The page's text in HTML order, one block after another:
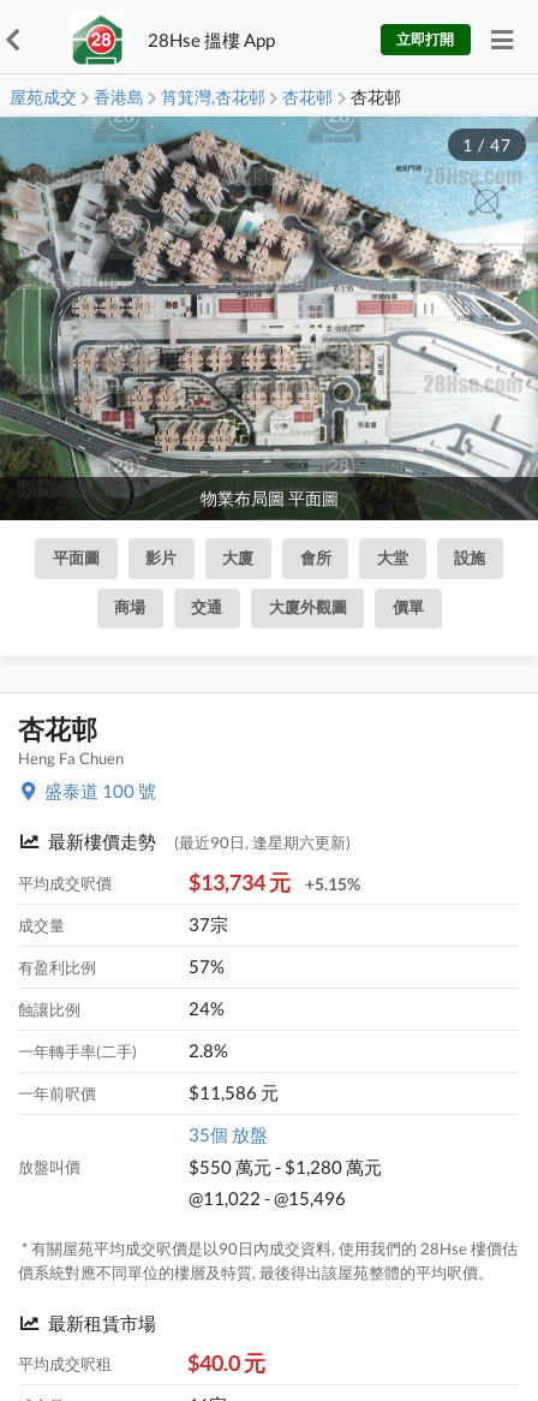
28Hse 搵樓 App 立即打開
屋苑成交 香港島 筲箕灣,杏花邨 杏花邨 杏花邨
物業布局圖 平面圖
1 / 47
平面圖 影片 大廈 會所 大堂 設施
商場 交通 大廈外觀圖 價單
杏花邨
Heng Fa Chuen
盛泰道 100 號
最新樓價走勢 (最近90日, 逢星期六更新)
平均成交呎價 $13,734 元 +5.15%
成交量 37宗
有盈利比例 57%
蝕讓比例 24%
一年轉手率(二手) 2.8%
一年前呎價 $11,586 元
放盤叫價
35個 放盤
$550 萬元 - $1,280 萬元
@11,022 - @15,496
* 有關屋苑平均成交呎價是以90日內成交資料, 使用我們的 28Hse 樓價估
價系統對應不同單位的樓層及特質, 最後得出該屋苑整體的平均呎價。
最新租賃市場
平均成交呎租 $40.0 元